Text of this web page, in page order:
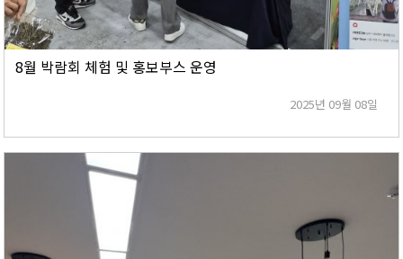
8월 박람회 체험 및 홍보부스 운영
2025년 09월 08일